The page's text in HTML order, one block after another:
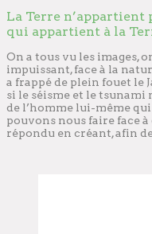
La Terre n’appartient
qui appartient à la
On a tous vu les images,
impuissant, face à la
a frappé de plein fouet le
si le séisme et le tsunami
de l’homme lui-même
pouvons nous faire face
répondu en créant, afin